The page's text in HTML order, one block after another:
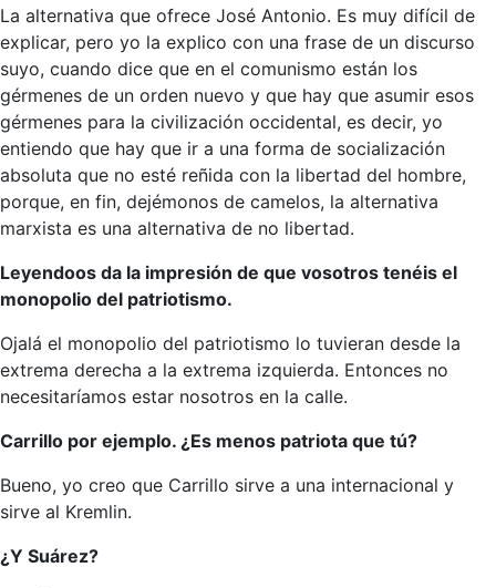
La alternativa que ofrece José Antonio. Es muy difícil de
explicar, pero yo la explico con una frase de un discurso
suyo, cuando dice que en el comunismo están los
gérmenes de un orden nuevo y que hay que asumir esos
gérmenes para la civilización occidental, es decir, yo
entiendo que hay que ir a una forma de socialización
absoluta que no esté reñida con la libertad del hombre,
porque, en fin, dejémonos de camelos, la alternativa
marxista es una alternativa de no libertad.
Leyendoos da la impresión de que vosotros tenéis el
monopolio del patriotismo.
Ojalá el monopolio del patriotismo lo tuvieran desde la
extrema derecha a la extrema izquierda. Entonces no
necesitaríamos estar nosotros en la calle.
Carrillo por ejemplo. ¿Es menos patriota que tú?
Bueno, yo creo que Carrillo sirve a una internacional y
sirve al Kremlin.
¿Y Suárez?